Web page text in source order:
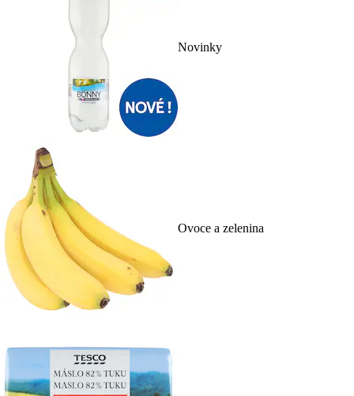
Novinky
Ovoce a zelenina